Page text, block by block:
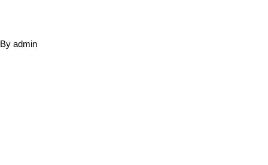
By admin